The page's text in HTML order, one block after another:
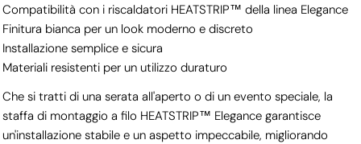
Compatibilità con i riscaldatori HEATSTRIP™ della linea Elegance
Finitura bianca per un look moderno e discreto
Installazione semplice e sicura
Materiali resistenti per un utilizzo duraturo
Che si tratti di una serata all'aperto o di un evento speciale, la
staffa di montaggio a filo HEATSTRIP™ Elegance garantisce
un'installazione stabile e un aspetto impeccabile, migliorando